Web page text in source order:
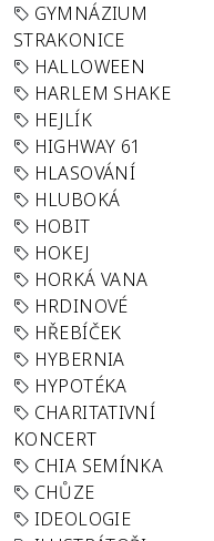
GYMNÁZIUM
STRAKONICE
HALLOWEEN
HARLEM SHAKE
HEJLÍK
HIGHWAY 61
HLASOVÁNÍ
HLUBOKÁ
HOBIT
HOKEJ
HORKÁ VANA
HRDINOVÉ
HŘEBÍČEK
HYBERNIA
HYPOTÉKA
CHARITATIVNÍ
KONCERT
CHIA SEMÍNKA
CHŮZE
IDEOLOGIE